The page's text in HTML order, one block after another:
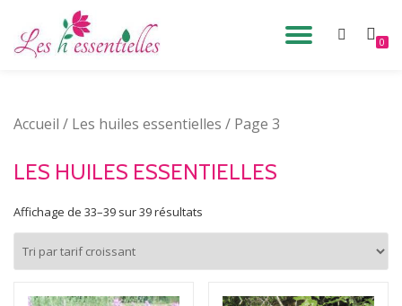
Aller
0
Accueil / Les huiles essentielles / Page 3
LES HUILES ESSENTIELLES
Affichage de 33–39 sur 39 résultats